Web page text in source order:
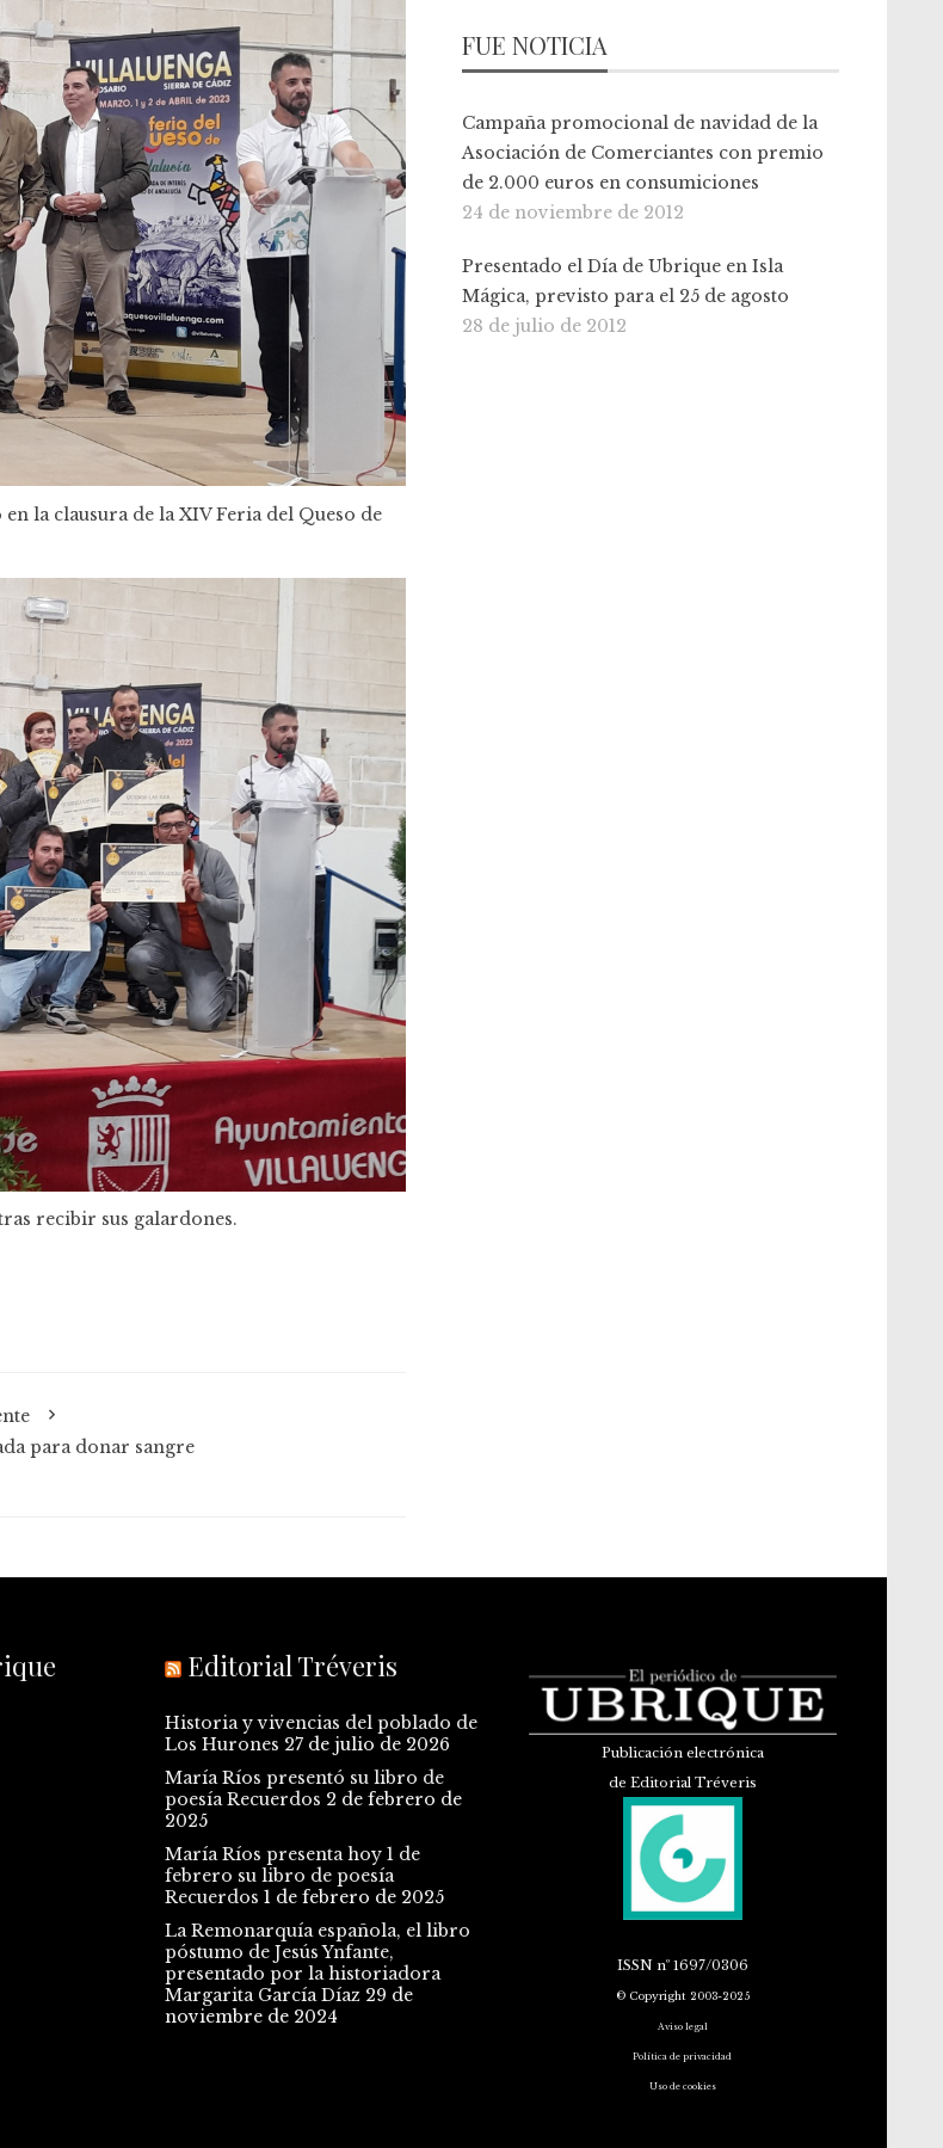
la clausura de la XIV Feria del Queso de
recibir sus galardones.
para donar sangre
FUE NOTICIA
Campaña promocional de navidad de la
Asociación de Comerciantes con premio
de 2.000 euros en consumiciones
24 de noviembre de 2012
Presentado el Día de Ubrique en Isla
Mágica, previsto para el 25 de agosto
28 de julio de 2012
Editorial Tréveris
Historia y vivencias del poblado de
Los Hurones 27 de julio de 2026
María Ríos presentó su libro de
poesía Recuerdos 2 de febrero de
2025
María Ríos presenta hoy 1 de
febrero su libro de poesía
Recuerdos 1 de febrero de 2025
La Remonarquía española, el libro
póstumo de Jesús Ynfante,
presentado por la historiadora
Margarita García Díaz 29 de
noviembre de 2024
Publicación electrónica
de Editorial Tréveris
ISSNnº 1697/0306
© Copyright 2003-2025
Aviso legal
Política de privacidad
Uso de cookies